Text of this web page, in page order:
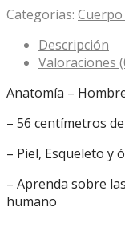
Categorías:
Descripción
Valoraciones
Anatomía –
– 56 centímetros
– Piel, Esqueleto y
– Aprenda sobre
humano